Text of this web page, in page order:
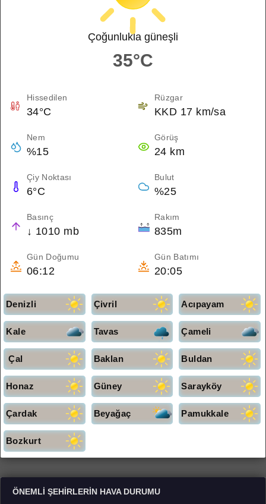
Çoğunlukla güneşli
35°C
Hissedilen
34°C
Rüzgar
KKD 17 km/sa
Nem
%15
Görüş
24 km
Çiy Noktası
6°C
Bulut
%25
Basınç
↓ 1010 mb
Rakım
835m
Gün Doğumu
06:12
Gün Batımı
20:05
Denizli Çivril Acıpayam
Kale Tavas Çameli
Çal Baklan Buldan
Honaz Güney Sarayköy
Çardak Beyağaç Pamukkale
Bozkurt
ÖNEMLI ŞEHIRLERIN HAVA DURUMU